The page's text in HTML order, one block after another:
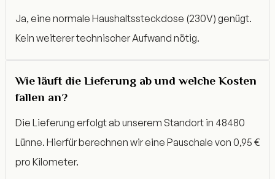
Ja, eine normale Haushaltssteckdose (230V) genügt.
Kein weiterer technischer Aufwand nötig.
Wie läuft die Lieferung ab und welche Kosten
fallen an?
Die Lieferung erfolgt ab unserem Standort in 48480
Lünne. Hierfür berechnen wir eine Pauschale von 0,95 €
pro Kilometer.